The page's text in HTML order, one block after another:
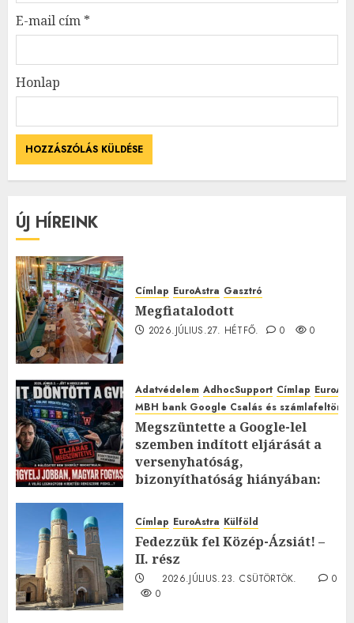
E-mail cím *
Honlap
ÚJ HÍREINK
Címlap EuroAstra Gasztró
Megfiatalodott
2026.JÚLIUS.27. HÉTFŐ. 0 0
Adatvédelem AdhocSupport Címlap
MBH bank Google Csalás és
Megszüntette a Google-lel
szemben indított eljárását a
versenyhatóság,
bizonyíthatóság hiányában:
2026.JÚLIUS.23. CSÜTÖRTÖK.
0
Címlap EuroAstra Külföld
Fedezzük fel Közép-Ázsiát! –
II. rész
2026.JÚLIUS.23. CSÜTÖRTÖK.
0
0